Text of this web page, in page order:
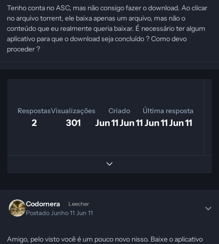
Tenho conta no ASC, mas não consigo fazer o download. Ao clicar
no arquivo torrent, ele baixa apenas um arquivo, mas não o
conteúdo que eu realmente queria baixar. É necessário ter algum
aplicativo para que o download seja concluído ? Como devo
proceder ?
Respostas
2
Visualizações
301
Criado
Jun 11Jun 11
Última resposta
Jun 11Jun 11
Expand topic overview
Codornera Leecher
Postado Junho 11 Jun 11
Amigo, pelo visto você é um pouco novo nisso. Baixe o aplicativo